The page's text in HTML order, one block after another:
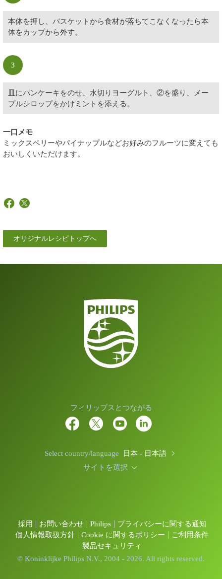
本体を押し、バスケットから食材が落ちてこなくなったら本
体をカップから外す。
3
皿にパンケーキをのせ、水切りヨーグルト、②を盛り、メー
プルシロップをかけミントを添える。
一口メモ
ミックスベリーやパイナップルなどお好みのフルーツに変えても
おいしくいただけます。
オリジナルレシピトップへ
フィリップスとつながる
Select country/language
日本 - 日本語
サイトを選択
採用 お問い合わせ Philips
プライバシーに関する通知
個人情報取扱方針
Cookie に関するポリシー
ご利用条件
製品セキュリティ
© Koninklijke Philips N.V., 2004 - 2026. All rights reserved.